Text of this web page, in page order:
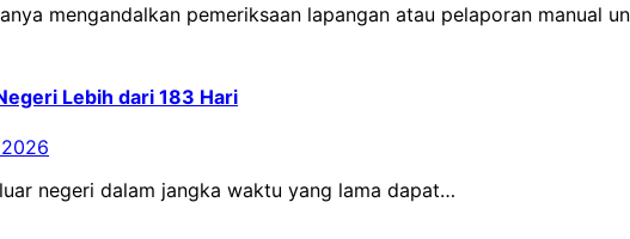
mengandalkan pemeriksaan lapangan atau pelaporan manual
Lebih dari 183 Hari
negeri dalam jangka waktu yang lama dapat…